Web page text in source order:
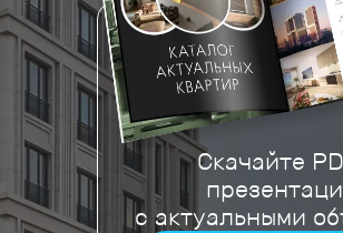
Скачайте
с актуальными